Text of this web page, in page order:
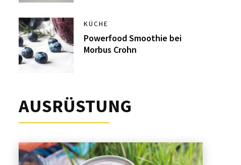
KÜCHE
Powerfood Smoothie bei
Morbus Crohn
AUSRÜSTUNG